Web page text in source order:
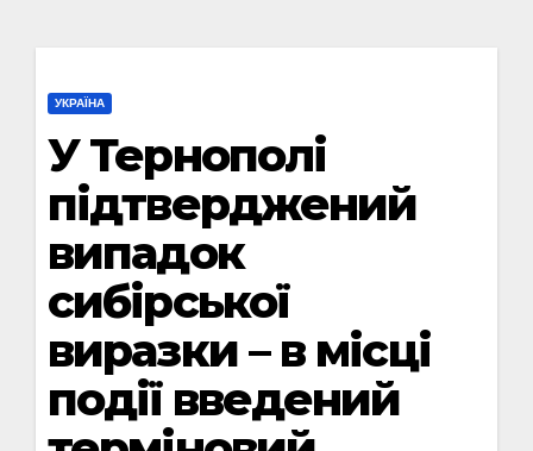
УКРАЇНА
У Тернополі
підтверджений
випадок
сибірської
виразки – в місці
події введений